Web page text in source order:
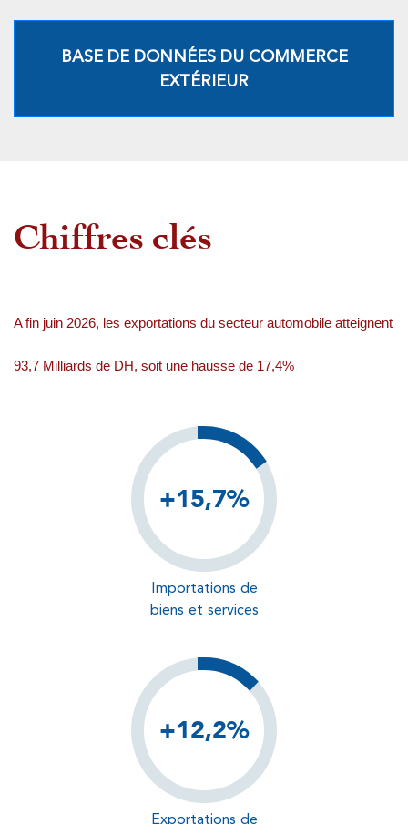
BASE DE DONNÉES DU COMMERCE
EXTÉRIEUR
Chiffres clés
A fin juin 2026, les exportations du secteur automobile atteignent
93,7 Milliards de DH, soit une hausse de 17,4%
+15,7%
Importations de
biens et services
+12,2%
Exportations de